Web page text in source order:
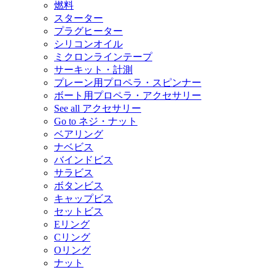
燃料
スターター
プラグヒーター
シリコンオイル
ミクロンラインテープ
サーキット・計測
プレーン用プロペラ・スピンナー
ボート用プロペラ・アクセサリー
See all アクセサリー
Go to ネジ・ナット
ベアリング
ナベビス
バインドビス
サラビス
ボタンビス
キャップビス
セットビス
Eリング
Cリング
Oリング
ナット